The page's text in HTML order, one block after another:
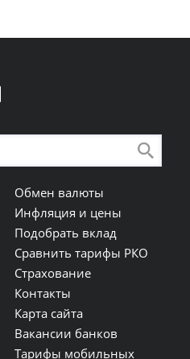
Обмен валюты
Инфляция и цены
Подобрать вклад
Сравнить тарифы РКО
Страхование
Контакты
Карта сайта
Вакансии банков
Тарифы мобильных